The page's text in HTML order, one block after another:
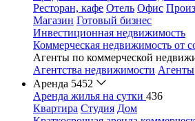
Ресторан, кафе Отель Офис
Магазин Готовый бизнес
Инвестиционная недвижимость
Коммерческая недвижимость от
Агенты по коммерческой
Агентства недвижимости Агенты
Аренда 5452
Аренда жилья на сутки 436
Квартира Студия Дом